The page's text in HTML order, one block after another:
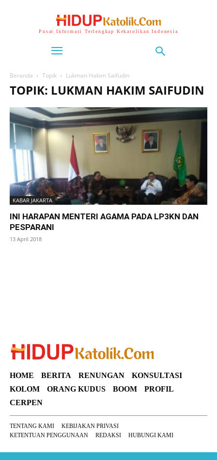
Pusat Informasi Terlengkap Kekatolikan Indonesia
Beranda Topik Lukman Hakim Saifudin
TOPIK: LUKMAN HAKIM SAIFUDIN
KABAR JAKARTA
INI HARAPAN MENTERI AGAMA PADA LP3KN DAN
PESPARANI
13 April 2018
HOME BERITA RENUNGAN
KONSULTASI
KOLOM
ORANG KUDUS BOOM
PROFIL
CERPEN
TENTANG KAMI
KEBIJAKAN PRIVASI
KETENTUAN PENGGUNAAN
REDAKSI HUBUNGI KAMI